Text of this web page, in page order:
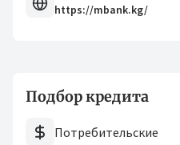
https://mbank.kg/
Подбор кредита
Потребительские